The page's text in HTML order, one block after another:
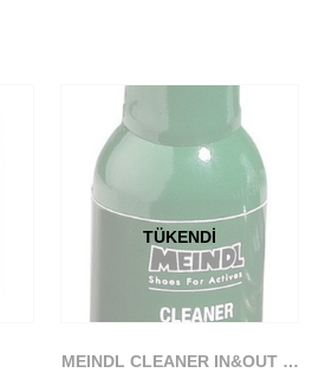
TÜKENDI
MEINDL CLEANER IN&OUT IC